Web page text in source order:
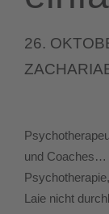
26.
und Coaches…
Laie nicht